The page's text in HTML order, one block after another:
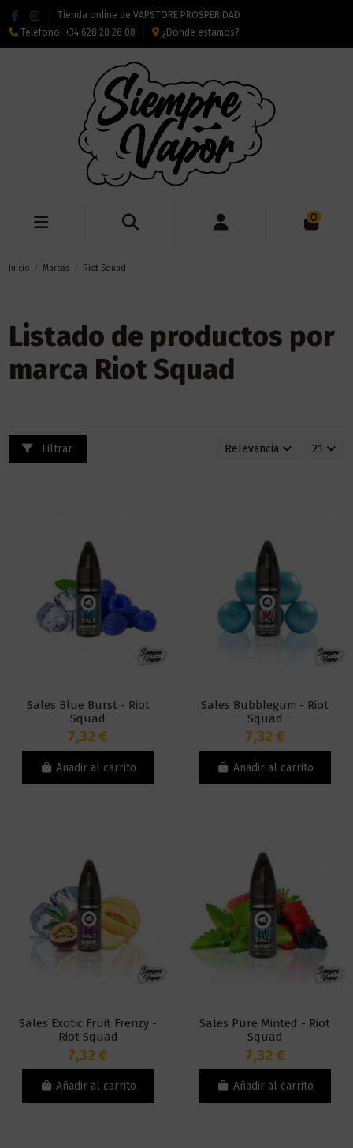
Tienda online de VAPSTORE PROSPERIDAD
Teléfono: +34 628 28 26 08 ¿Dónde estamos?
0
Inicio Marcas Riot Squad
Listado de productos por
marca Riot Squad
Filtrar Relevancia 21
Sales Blue Burst - Riot
Squad
7,32 €
Añadir al carrito
Sales Bubblegum - Riot
Squad
7,32 €
Añadir al carrito
Sales Exotic Fruit Frenzy -
Riot Squad
7,32 €
Añadir al carrito
Sales Pure Minted - Riot
Squad
7,32 €
Añadir al carrito